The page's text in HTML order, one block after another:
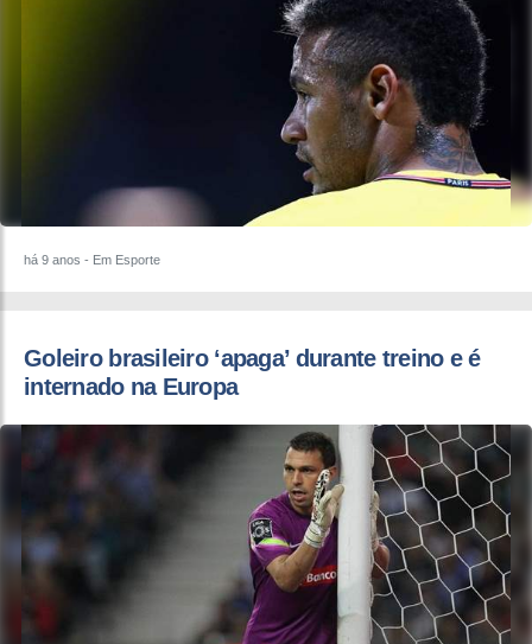
há 9 anos - Em Esporte
​Goleiro brasileiro ‘apaga’ durante treino e é
internado na Europa